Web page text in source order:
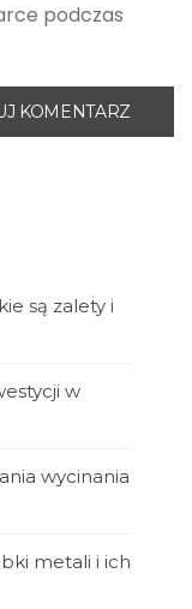
podczas
są zalety i
w
wycinania
metali i ich